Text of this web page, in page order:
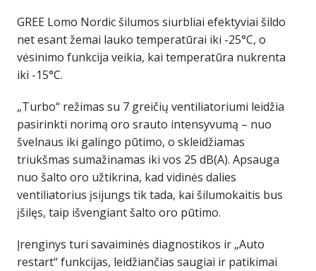
GREE Lomo Nordic šilumos siurbliai efektyviai šildo
net esant žemai lauko temperatūrai iki -25°C, o
vėsinimo funkcija veikia, kai temperatūra nukrenta
iki -15°C.
„Turbo“ režimas su 7 greičių ventiliatoriumi leidžia
pasirinkti norimą oro srauto intensyvumą – nuo
švelnaus iki galingo pūtimo, o skleidžiamas
triukšmas sumažinamas iki vos 25 dB(A). Apsauga
nuo šalto oro užtikrina, kad vidinės dalies
ventiliatorius įsijungs tik tada, kai šilumokaitis bus
įšilęs, taip išvengiant šalto oro pūtimo.
Įrenginys turi savaiminės diagnostikos ir „Auto
restart“ funkcijas, leidžiančias saugiai ir patikimai